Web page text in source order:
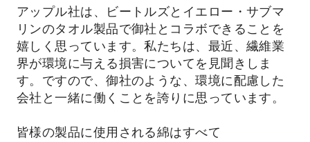
アップル社は、ビートルズとイエロー・サブマ
リンのタオル製品で御社とコラボできることを
嬉しく思っています。私たちは、最近、繊維業
界が環境に与える損害についてを見聞きしま
す。ですので、御社のような、環境に配慮した
会社と一緒に働くことを誇りに思っています。
皆様の製品に使用される綿はすべて